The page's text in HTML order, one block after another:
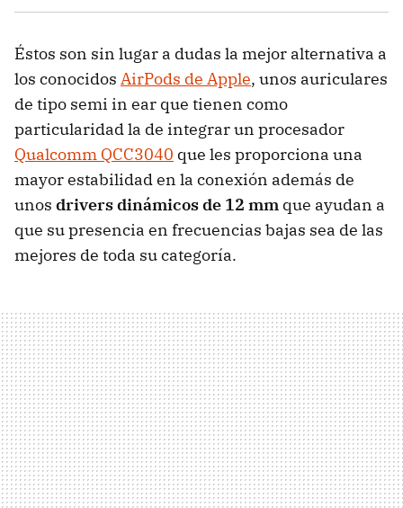
Éstos son sin lugar a dudas la mejor alternativa a
los conocidos AirPods de Apple, unos auriculares
de tipo semi in ear que tienen como
particularidad la de integrar un procesador
Qualcomm QCC3040 que les proporciona una
mayor estabilidad en la conexión además de
unos drivers dinámicos de 12 mm que ayudan a
que su presencia en frecuencias bajas sea de las
mejores de toda su categoría.